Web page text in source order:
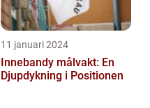
11 januari 2024
Innebandy målvakt: En
Djupdykning i Positionen